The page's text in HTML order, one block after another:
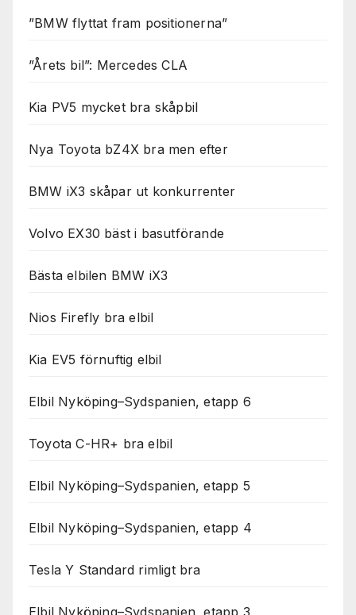
”BMW flyttat fram positionerna”
”Årets bil”: Mercedes CLA
Kia PV5 mycket bra skåpbil
Nya Toyota bZ4X bra men efter
BMW iX3 skåpar ut konkurrenter
Volvo EX30 bäst i basutförande
Bästa elbilen BMW iX3
Nios Firefly bra elbil
Kia EV5 förnuftig elbil
Elbil Nyköping–Sydspanien, etapp 6
Toyota C-HR+ bra elbil
Elbil Nyköping–Sydspanien, etapp 5
Elbil Nyköping–Sydspanien, etapp 4
Tesla Y Standard rimligt bra
Elbil Nyköping–Sydspanien, etapp 3